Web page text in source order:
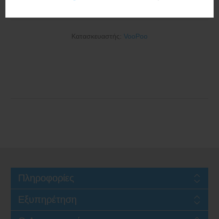
Κατασκευαστής: VooPoo
Πληροφορίες
Εξυπηρέτηση